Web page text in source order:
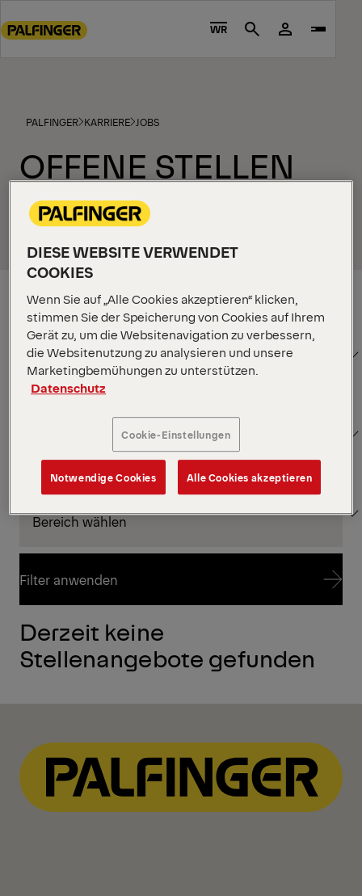
to
footer
WR Search
PALFINGER KARRIERE JOBS
OFFENE STELLEN
Aktuelle Stellenangebote
LAND
BEREICH
Filter anwenden
Filter anwenden
Derzeit keine
Stellenangebote gefunden
DIESE WEBSITE VERWENDET
COOKIES
Wenn Sie auf „Alle Cookies akzeptieren“ klicken,
stimmen Sie der Speicherung von Cookies auf Ihrem
Gerät zu, um die Websitenavigation zu verbessern,
die Websitenutzung zu analysieren und unsere
Marketingbemühungen zu unterstützen.
Datenschutz
Cookie-Einstellungen
Notwendige Cookies Alle Cookies akzeptieren